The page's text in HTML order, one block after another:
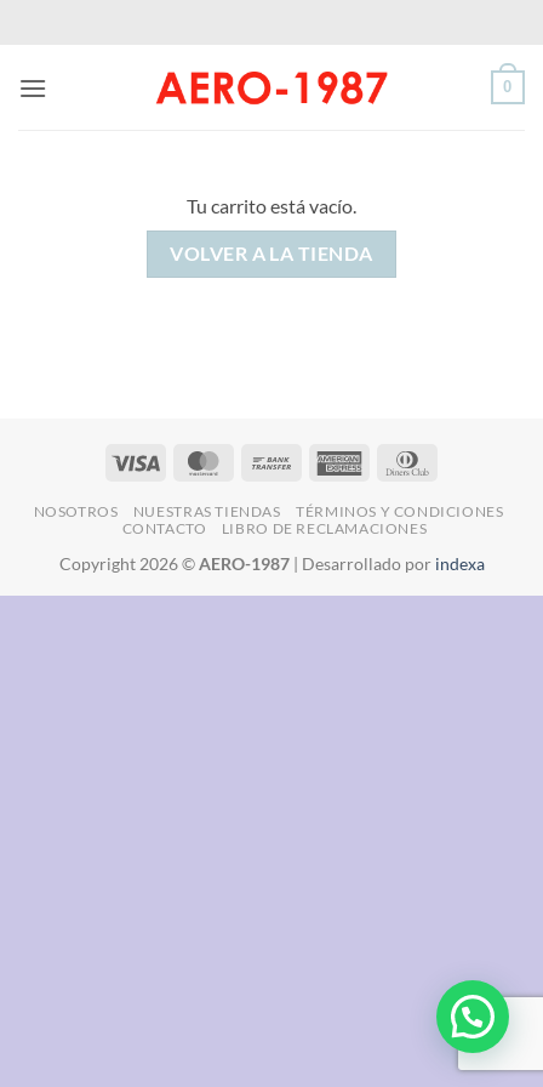
contenido
0
Tu carrito está vacío.
VOLVER A LA TIENDA
Visa MasterCardBank
American
NOSOTROS NUESTRAS TIENDAS
TÉRMINOS Y CONDICIONES
CONTACTO
LIBRO DE RECLAMACIONES
Copyright 2026 ©AERO-1987| Desarrollado por indexa